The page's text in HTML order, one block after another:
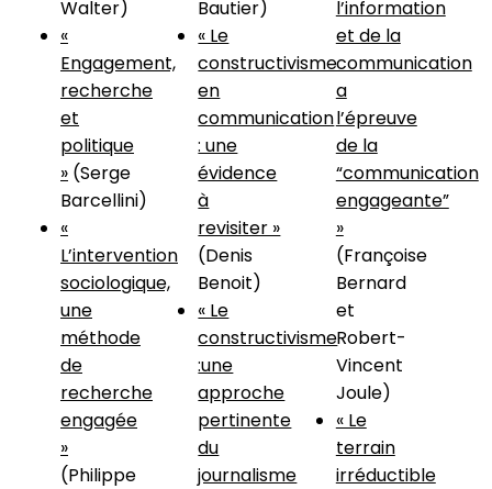
Walter)
«
Engagement,
recherche
et
politique
» (Serge
Barcellini)
«
L’intervention
sociologique,
une
méthode
de
recherche
engagée
»
(Philippe
Bautier)
« Le
constructivisme
en
communication
: une
évidence
à
revisiter »
(Denis
Benoit)
« Le
constructivisme
:une
approche
pertinente
du
journalisme
l’information
et de la
communication
a
l’épreuve
de la
“communication
engageante”
»
(Françoise
Bernard
et
Robert-
Vincent
Joule)
« Le
terrain
irréductible